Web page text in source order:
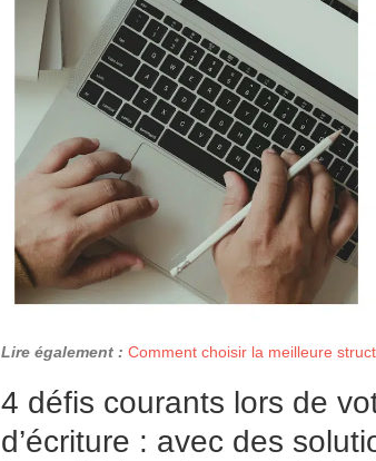
Lire également : Comment choisir la meilleure
4 défis courants lors de
d’écriture : avec des